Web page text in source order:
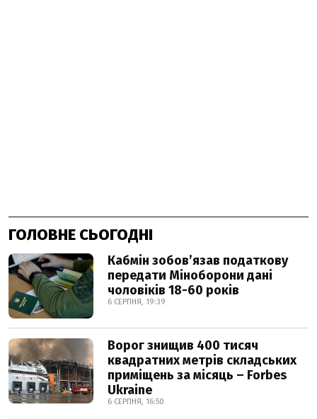
ГОЛОВНЕ СЬОГОДНІ
Кабмін зобовʼязав податкову
передати Міноборони дані
чоловіків 18-60 років
6 СЕРПНЯ, 19:39
Ворог знищив 400 тисяч
квадратних метрів складських
приміщень за місяць – Forbes
Ukraine
6 СЕРПНЯ, 16:50